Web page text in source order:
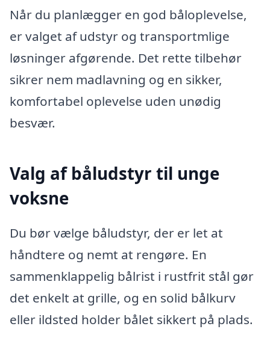
Når du planlægger en god båloplevelse,
er valget af udstyr og transportmlige
løsninger afgørende. Det rette tilbehør
sikrer nem madlavning og en sikker,
komfortabel oplevelse uden unødig
besvær.
Valg af båludstyr til unge
voksne
Du bør vælge båludstyr, der er let at
håndtere og nemt at rengøre. En
sammenklappelig bålrist i rustfrit stål gør
det enkelt at grille, og en solid bålkurv
eller ildsted holder bålet sikkert på plads.